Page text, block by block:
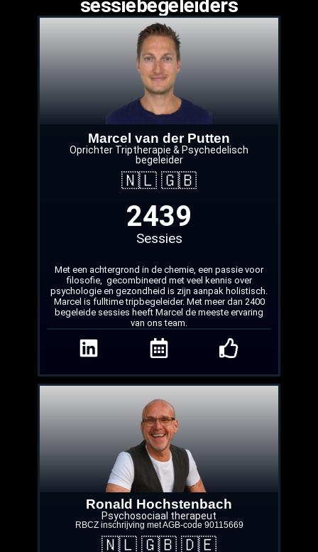
sessiebegeleiders
Marcel van der Putten
Oprichter Triptherapie & Psychedelisch
begeleider
🇳🇱 🇬🇧
Sessies
2439
Met een achtergrond in de chemie, een passie voor
filosofie, gecombineerd met veel kennis over
psychologie en gezondheid is zijn aanpak holistisch.
Marcel is fulltime tripbegeleider. Met meer dan 2400
begeleide sessies heeft Marcel de meeste ervaring
van ons team.
Ronald Hochstenbach
Psychosociaal therapeut
RBCZ inschrijving met AGB‑code 90115669
🇳🇱 🇬🇧 🇩🇪